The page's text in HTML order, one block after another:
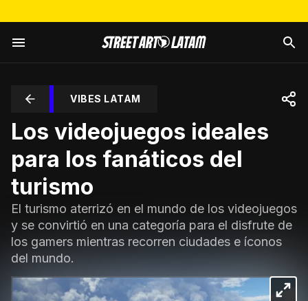
VIBES LATAM
Los videojuegos ideales
para los fanáticos del
turismo
El turismo aterrizó en el mundo de los videojuegos
y se convirtió en una categoría para el disfrute de
los gamers mientras recorren ciudades e íconos
del mundo.